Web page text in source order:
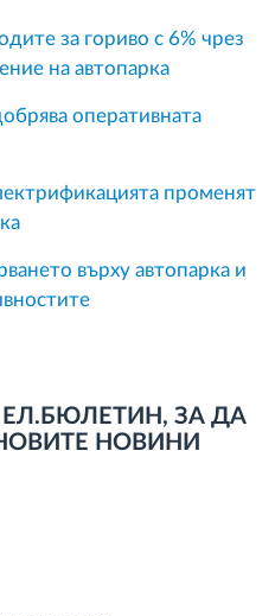
за гориво с 6% чрез
на автопарка
оперативната
променят
върху автопарка и
ЗА ДА
НОВИНИ